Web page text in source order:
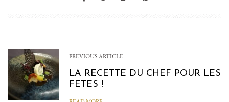
PREVIOUS ARTICLE
LA RECETTE DU CHEF POUR LES
FETES !